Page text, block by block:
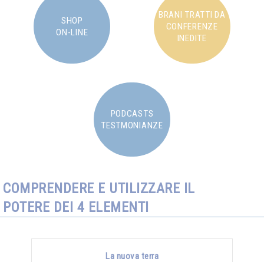
SHOP
ON-LINE
BRANI TRATTI DA
CONFERENZE
INEDITE
PODCASTS
TESTMONIANZE
COMPRENDERE E UTILIZZARE IL
POTERE DEI 4 ELEMENTI
La nuova terra